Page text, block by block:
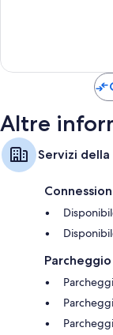
Altre
Servizi